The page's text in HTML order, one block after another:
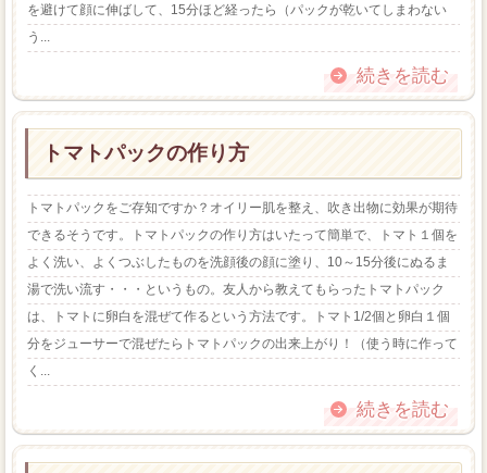
を避けて顔に伸ばして、15分ほど経ったら（パックが乾いてしまわない
う...
続きを読む
トマトパックの作り方
トマトパックをご存知ですか？オイリー肌を整え、吹き出物に効果が期待
できるそうです。トマトパックの作り方はいたって簡単で、トマト１個を
よく洗い、よくつぶしたものを洗顔後の顔に塗り、10～15分後にぬるま
湯で洗い流す・・・というもの。友人から教えてもらったトマトパック
は、トマトに卵白を混ぜて作るという方法です。トマト1/2個と卵白１個
分をジューサーで混ぜたらトマトパックの出来上がり！（使う時に作って
く...
続きを読む